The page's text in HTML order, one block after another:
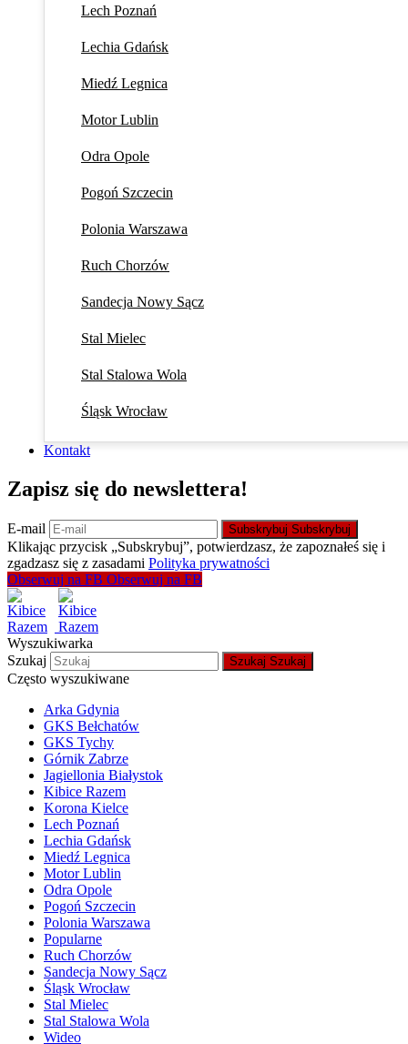
Lech Poznań
Lechia Gdańsk
Miedź Legnica
Motor Lublin
Odra Opole
Pogoń Szczecin
Polonia Warszawa
Ruch Chorzów
Sandecja Nowy Sącz
Stal Mielec
Stal Stalowa Wola
Śląsk Wrocław
Kontakt
Zapisz się do newslettera!
E-mail Subskrybuj Subskrybuj
Klikając przycisk „Subskrybuj”, potwierdzasz, że zapoznałeś się i
zgadzasz się z zasadami Polityka prywatności
Obserwuj na FB Obserwuj na FB
Wyszukiwarka
Szukaj
Szukaj Szukaj
Często wyszukiwane
Arka Gdynia
GKS Bełchatów
GKS Tychy
Górnik Zabrze
Jagiellonia Białystok
Kibice Razem
Korona Kielce
Lech Poznań
Lechia Gdańsk
Miedź Legnica
Motor Lublin
Odra Opole
Pogoń Szczecin
Polonia Warszawa
Popularne
Ruch Chorzów
Sandecja Nowy Sącz
Śląsk Wrocław
Stal Mielec
Stal Stalowa Wola
Wideo